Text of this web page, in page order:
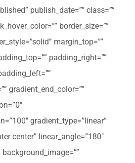
publish_date=”” class=””
border_size=””
margin_top=””
padding_right=””
gradient_end_color=””
gradient_type=”linear”
center” linear_angle=”180″